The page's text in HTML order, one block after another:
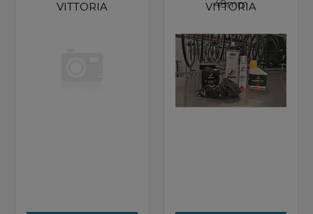
VITTORIA 48mm
VITTORIA